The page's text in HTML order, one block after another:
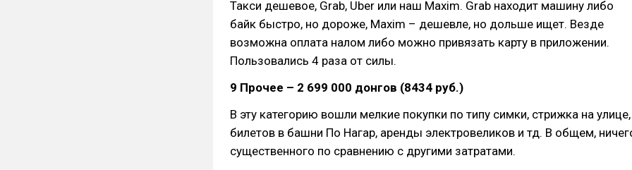
Такси дешевое, Grab, Uber или наш Maxim. Grab находит машину либо
байк быстро, но дороже, Maxim – дешевле, но дольше ищет. Везде
возможна оплата налом либо можно привязать карту в приложении.
Пользовались 4 раза от силы.
9 Прочее – 2 699 000 донгов (8434 руб.)
В эту категорию вошли мелкие покупки по типу симки, стрижка на улице,
билетов в башни По Нагар, аренды электровеликов и тд. В общем,
существенного по сравнению с другими затратами.